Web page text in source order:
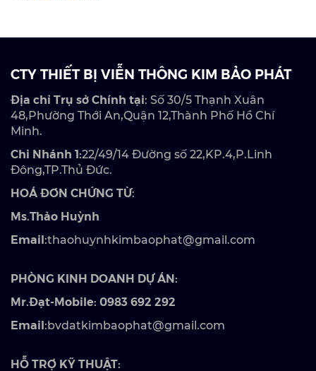
CTY THIẾT BỊ VIỄN THÔNG KIM BẢO PHÁT
Địa chỉ Trụ sở Chính tại: Số 30/5 Thạnh Xuân
48,Phường Thới An,Quận 12,Thành Phố Hồ Chí
Minh.
Chi Nhánh 1:22/49/14 Đường số 22,KP.4,P.Linh
Đông,TP.Thủ Đức.
HOÁ ĐƠN CHỨNG TỪ:
Ms.Thảo Huỳnh
Email:thaohuynhkimbaophat@gmail.com
PHÒNG KINH DOANH DỰ ÁN:
Mr.Đạt-Mobile: 0983 692 292
Email:bvdatkimbaophat@gmail.com
HỖ TRỢ KỸ THUẬT: